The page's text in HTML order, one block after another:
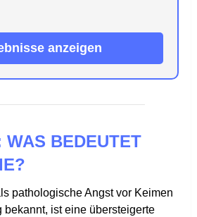
anzeigen
WAS BEDEUTET
pathologische Angst vor Keimen
bekannt, ist eine übersteigerte